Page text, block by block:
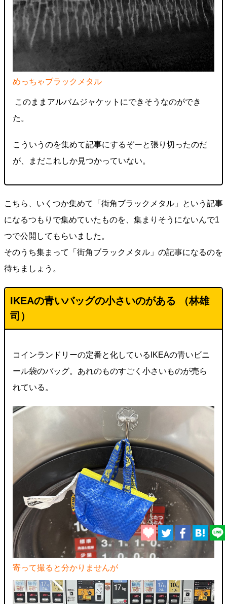
めっちゃブラックメタル
このままアルバムジャケットにできそうなのができ
た。
こういうのを集めて記事にするぞーと張り切ったのだ
が、まだこれしか見つかっていない。
こちら、いくつか集めて「街角ブラックメタル」という記事
になるつもりで集めていたものを、集まりそうにないんで1
つで公開してもらいました。
そのうち集まって「街角ブラックメタル」の記事になるのを
待ちましょう。
IKEAの青いバッグの小さいのがある （林雄
司）
コインランドリーの定番と化しているIKEAの青いビニ
ール袋のバッグ。あれのものすごく小さいものが売ら
れている。
寄って撮ると分かりませんが